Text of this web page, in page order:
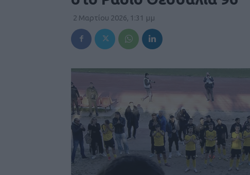
2 Μαρτίου 2026, 1:31 μμ